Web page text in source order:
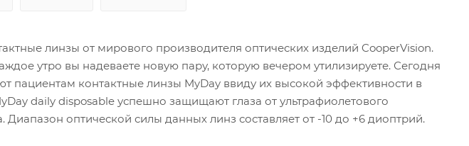
линзы от мирового производителя оптических изделий CooperVision.
утро вы надеваете новую пару, которую вечером утилизируете. Сегодня
пациентам контактные линзы MyDay ввиду их высокой эффективности в
daily disposable успешно защищают глаза от ультрафиолетового
Диапазон оптической силы данных линз составляет от -10 до +6 диоптрий.